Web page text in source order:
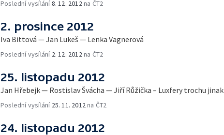
Poslední vysílání8. 12. 2012na ČT2
2. prosince 2012
Iva Bittová — Jan Lukeš — Lenka Vagnerová
Poslední vysílání 2. 12. 2012na ČT2
25. listopadu 2012
Jan Hřebejk — Rostislav Švácha — Jiří Růžička – Luxfery trochu jinak
Poslední vysílání 25. 11. 2012na ČT2
24. listopadu 2012